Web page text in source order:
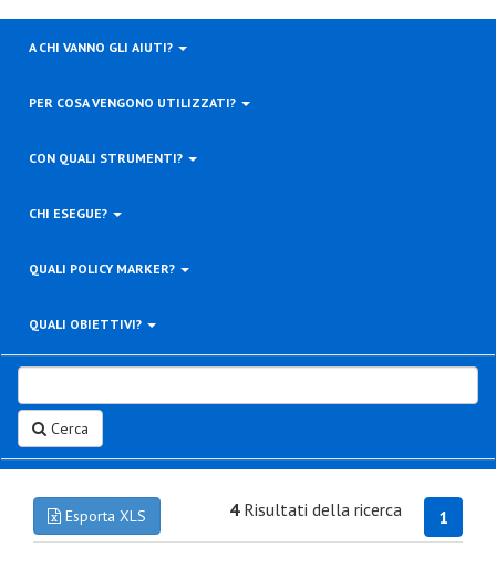
A CHI VANNO GLI AIUTI?
PER COSA VENGONO UTILIZZATI?
CON QUALI STRUMENTI?
CHI ESEGUE?
QUALI POLICY MARKER?
QUALI OBIETTIVI?
Cerca
Esporta XLS 1
4Risultati della ricerca